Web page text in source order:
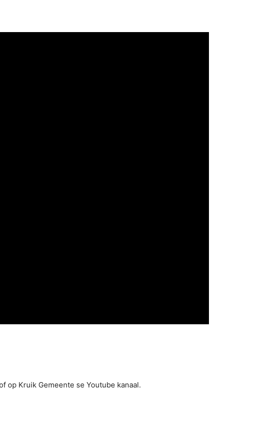
op Kruik Gemeente se Youtube kanaal.